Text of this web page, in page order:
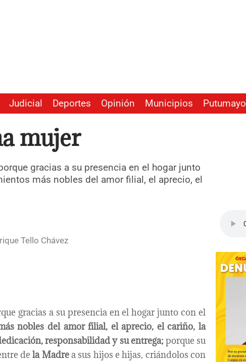
Judicial Deportes Opinión Municipios Putumayo
mujer
gracias a su presencia en el hogar junto
más nobles del amor filial, el aprecio, el
gracias a su presencia en el hogar junto con el
nobles del amor filial, el aprecio, el cariño, la
responsabilidad y su entrega; porque su
dela Madrea sus hijos e hijas, criándolos con